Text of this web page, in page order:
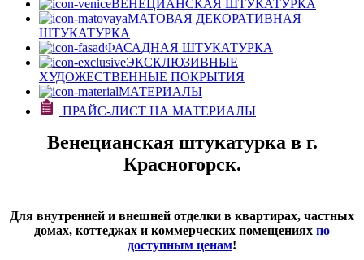
ВЕНЕЦИАНСКАЯ ШТУКАТУРКА
МАТОВАЯ ДЕКОРАТИВНАЯ
ШТУКАТУРКА
ФАСАДНАЯ ШТУКАТУРКА
ЭКСКЛЮЗИВНЫЕ
ХУДОЖЕСТВЕННЫЕ ПОКРЫТИЯ
МАТЕРИАЛЫ
ПРАЙС-ЛИСТ НА МАТЕРИАЛЫ
Венецианская штукатурка в г.
Красногорск.
Для внутренней и внешней отделки в квартирах, частных
домах, коттеджах и коммерческих помещениях по
доступным ценам!